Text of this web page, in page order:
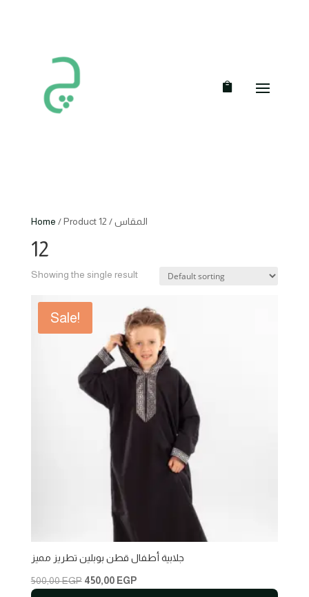
Home / Product المقاس / 12
12
Showing the single result
Sale!
جلابية أطفال قطن بوبلين تطريز مميز
500,00EGP Original
450,00 EGPCurrent